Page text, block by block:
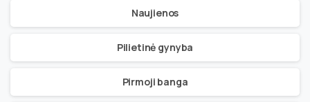
Naujienos
Pilietinė gynyba
Pirmoji banga